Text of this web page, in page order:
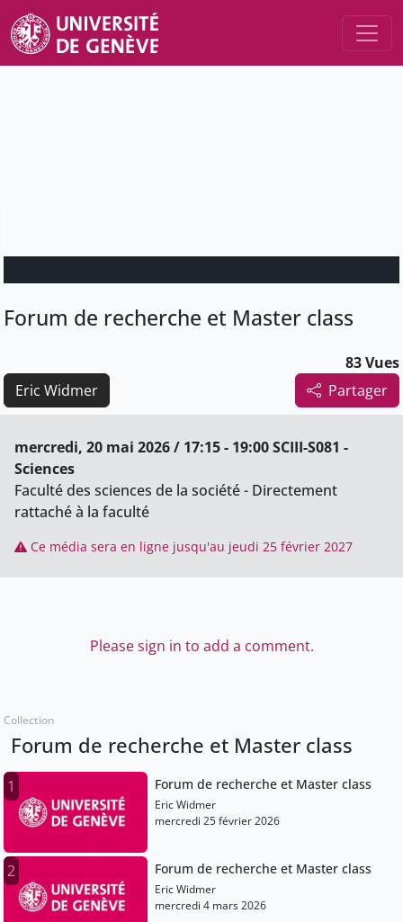
Forum de recherche et Master class
83 Vues
Partager
Eric Widmer
mercredi, 20 mai 2026 / 17:15 - 19:00 SCIII-S081 -
Sciences
Faculté des sciences de la société - Directement
rattaché à la faculté
Ce média sera en ligne jusqu'au jeudi 25 février 2027
Please sign in to add a comment.
Collection
Forum de recherche et Master class
1 Forum de recherche et Master class
Eric Widmer
mercredi 25 février 2026
2 Forum de recherche et Master class
Eric Widmer
mercredi 4 mars 2026